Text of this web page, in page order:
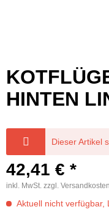
HINTEN
Dieser Artikel
42,41 € *
inkl. MwSt. zzgl. Versandkosten
Aktuell nicht verfügbar,